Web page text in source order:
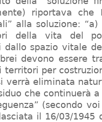
riportava che
alla soluzione:
della vita del
spazio vitale
devono essere
territori per
verrà eliminata
che continuerà
(secondo
il 16/03/1945